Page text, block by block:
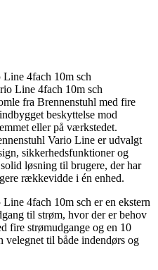
4fach 10m sch
fra Brennenstuhl med fire
beskyttelse mod
eller på værkstedet.
Vario Line er udvalgt
sikkerhedsfunktioner og
løsning til brugere, der har
rækkevidde i én enhed.
4fach 10m sch er en ekstern
til strøm, hvor der er behov
fire strømudgange og en 10
velegnet til både indendørs og